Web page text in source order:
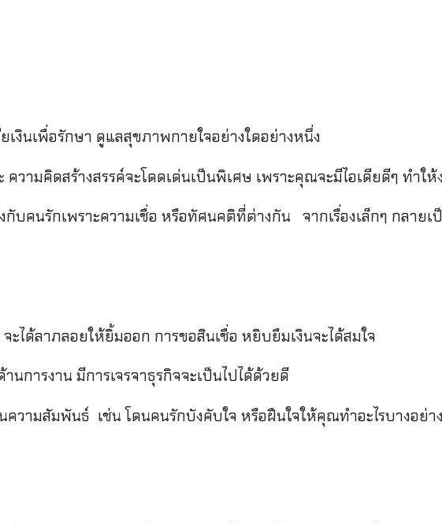
เงินเพื่อรักษา ดูแลสุขภาพกายใจอย่างใดอย่างหนึ่ง
ความคิดสร้างสรรค์จะโดดเด่นเป็นพิเศษ เพราะคุณจะมีไอเดียดีๆ ทำใ
กับคนรักเพราะความเชื่อ หรือทัศนคติที่ต่างกัน จากเรื่องเล็กๆ กลายเ
ะได้ลาภลอยให้ยิ้มออก การขอสินเชื่อ หยิบยืมเงินจะได้สมใจ
นการงาน มีการเจรจาธุรกิจจะเป็นไปได้ด้วยดี
ความสัมพันธ์ เช่น โดนคนรักบังคับใจ หรือฝืนใจให้คุณทำอะไรบางอย่